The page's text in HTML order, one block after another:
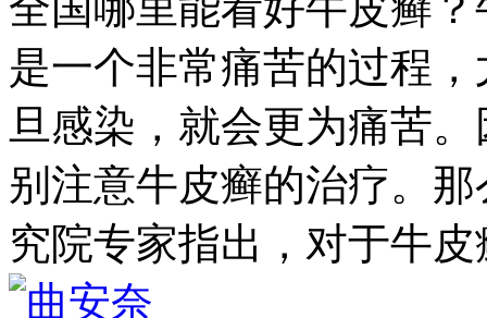
是一个非常痛苦的过程
旦感染，就会更为痛苦
别注意牛皮癣的治疗。
究院专家指出，对于牛